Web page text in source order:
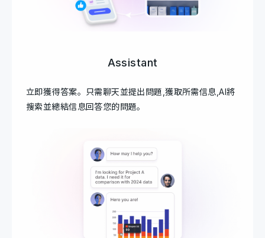
Assistant
立即獲得答案。只需聊天並提出問題,獲取所需信息,AI將
搜索並總結信息回答您的問題。